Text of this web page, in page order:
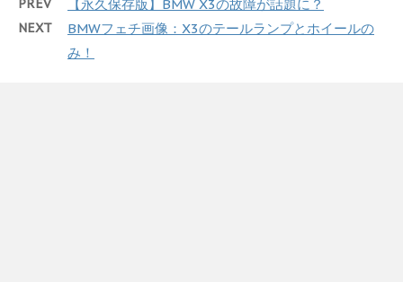
PREV 【永久保存版】BMW X3の故障が話題に？
NEXT
BMWフェチ画像：X3のテールランプとホイールの
み！